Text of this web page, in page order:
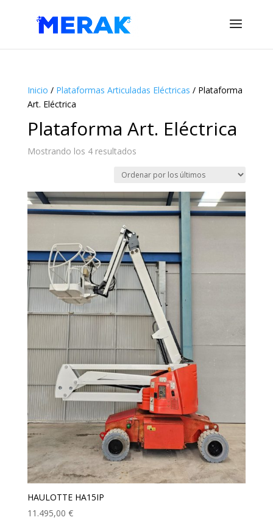
Inicio / Plataformas Articuladas Eléctricas / Plataforma
Art. Eléctrica
Plataforma Art. Eléctrica
Mostrando los 4 resultadosOrdenado
los
últimos
HAULOTTE HA15IP
11.495,00 €